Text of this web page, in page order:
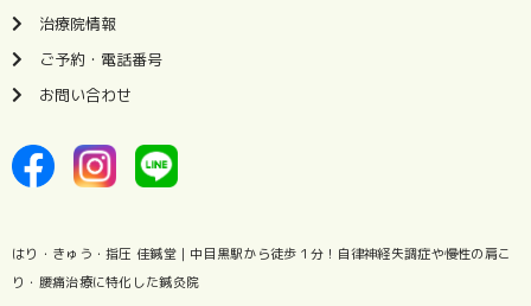
治療院情報
ご予約・電話番号
お問い合わせ
はり・きゅう・指圧 佳鍼堂｜中目黒駅から徒歩１分！自律神経失調症や慢性の肩こ
り・腰痛治療に特化した鍼灸院